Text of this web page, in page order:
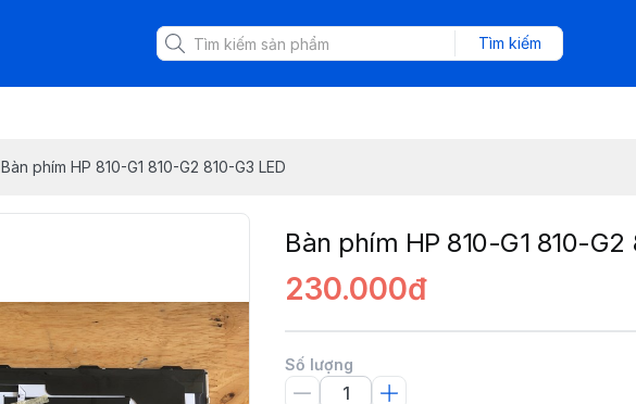
Tìm kiếm
Bàn phím HP 810-G1 810-G2 810-G3 LED
Bàn phím HP 810-G1 810-G2
230.000đ
Số lượng